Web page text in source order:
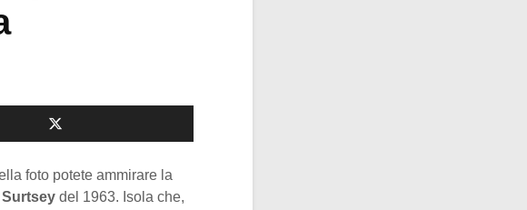
foto potete ammirare la
del 1963. Isola che,